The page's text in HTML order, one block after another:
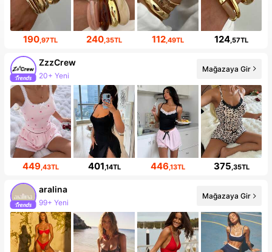
190 ,97TL 240 ,35TL 112,49TL 124 ,57TL
ZzzCrew
20+ Yeni
Mağazaya Gir
449,43TL 401 ,14TL 446 ,13TL 375 ,35TL
aralina
99+ Yeni
Mağazaya Gir